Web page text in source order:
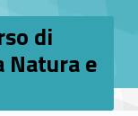
di
Natura e